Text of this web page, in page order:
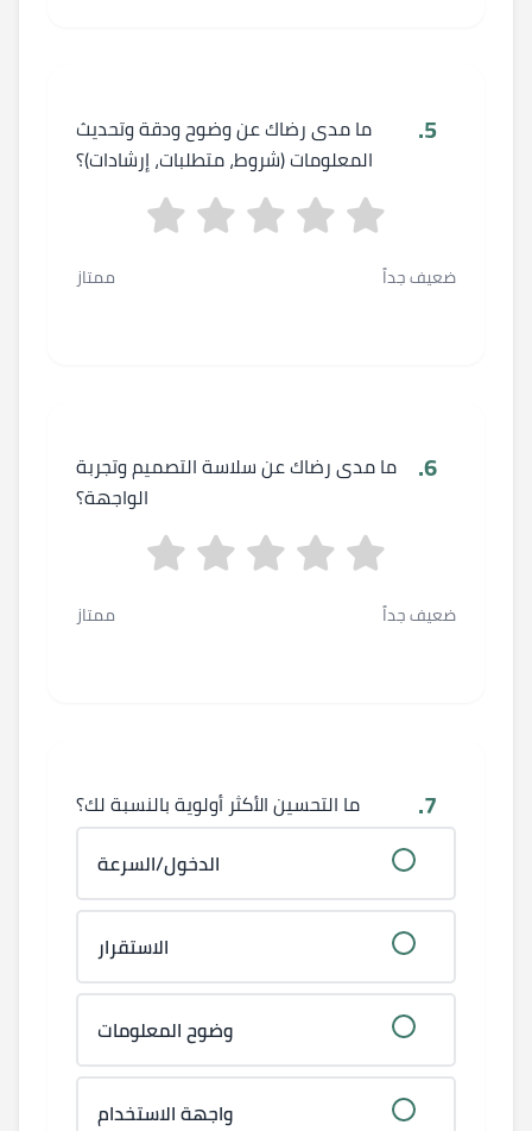
5.
ما مدى رضاك عن وضوح ودقة وتحديث
المعلومات (شروط، متطلبات، إرشادات)؟
ضعيف جداً ممتاز
6.
ما مدى رضاك عن سلاسة التصميم وتجربة
الواجهة؟
ضعيف جداً ممتاز
7.
ما التحسين الأكثر أولوية بالنسبة لك؟
الدخول/السرعة
الاستقرار
وضوح المعلومات
واجهة الاستخدام